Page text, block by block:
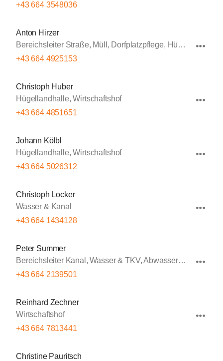
+43 664 3548036
Anton Hirzer
Bereichsleiter Straße, Müll, Dorfplatzpflege, Hügellandhalle, Winterdienst
+43 664 4925153
Christoph Huber
Hügellandhalle, Wirtschaftshof
+43 664 4851651
Johann Kölbl
Hügellandhalle, Wirtschaftshof
+43 664 5026312
Christoph Locker
Wasser & Kanal
+43 664 1434128
Peter Summer
Bereichsleiter Kanal, Wasser & TKV, Abwasserbeseitigung, Wasserversorgung
+43 664 2139501
Reinhard Zechner
Wirtschaftshof
+43 664 7813441
Christine Pauritsch